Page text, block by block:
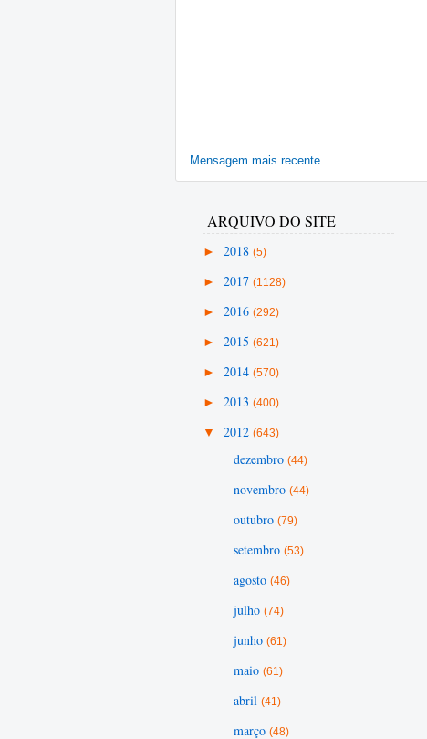
Mensagem mais recente
ARQUIVO DO SITE
► 2018 (5)
► 2017 (1128)
► 2016 (292)
► 2015 (621)
► 2014 (570)
► 2013 (400)
▼ 2012 (643)
dezembro (44)
novembro (44)
outubro (79)
setembro (53)
agosto (46)
julho (74)
junho (61)
maio (61)
abril (41)
março (48)